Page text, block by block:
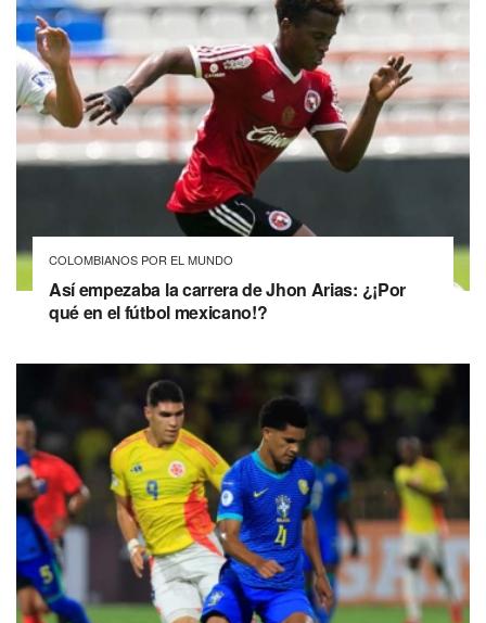
COLOMBIANOS POR EL MUNDO
Así empezaba la carrera de Jhon Arias: ¿¡Por
qué en el fútbol mexicano!?